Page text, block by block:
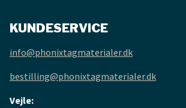
KUNDESERVICE
info@phonixtagmaterialer.dk
bestilling@phonixtagmaterialer.dk
Vejle: